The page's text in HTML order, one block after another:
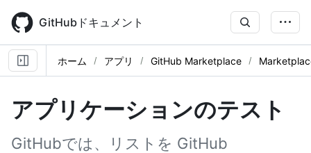
main
content
GitHubドキュメント
ホーム アプリ GitHub Marketplace
アプリケーションのテスト
GitHubでは、リストを GitHub